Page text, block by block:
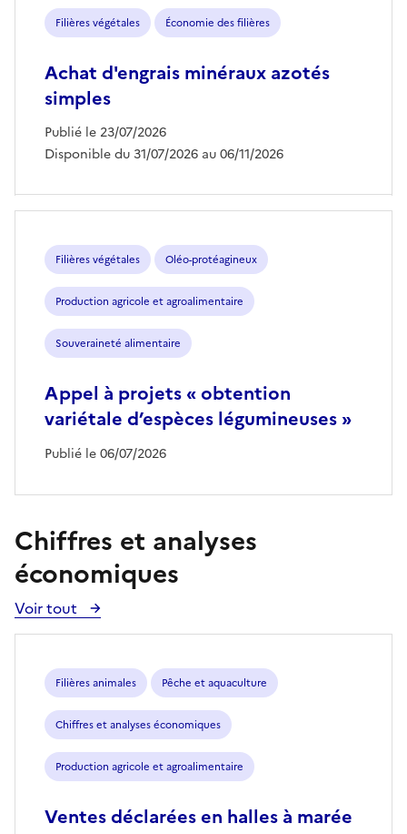
Filières végétales Économie des filières
Achat d'engrais minéraux azotés
simples
Publié le 23/07/2026
Disponible du 31/07/2026 au 06/11/2026
Filières végétales Oléo-protéagineux
Production agricole et agroalimentaire
Souveraineté alimentaire
Appel à projets « obtention
variétale d’espèces légumineuses »
Publié le 06/07/2026
Chiffres et analyses
économiques
Voir tout
Voir
toutes
publications
Filières animales Pêche et aquaculture
Chiffres et analyses économiques
Production agricole et agroalimentaire
Ventes déclarées en halles à marée